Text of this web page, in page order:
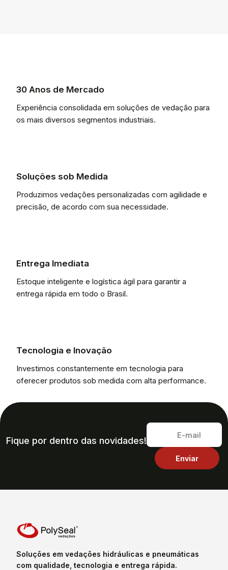
30 Anos de Mercado
Experiência consolidada em soluções de vedação para
os mais diversos segmentos industriais.
Soluções sob Medida
Produzimos vedações personalizadas com agilidade e
precisão, de acordo com sua necessidade.
Entrega Imediata
Estoque inteligente e logística ágil para garantir a
entrega rápida em todo o Brasil.
Tecnologia e Inovação
Investimos constantemente em tecnologia para
oferecer produtos sob medida com alta performance.
Fique por dentro das novidades!
Soluções em vedações hidráulicas e pneumáticas
com qualidade, tecnologia e entrega rápida.